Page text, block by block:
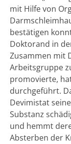
mit Hilfe von
bestätigen
Doktorand in
Zusammen mit
Arbeitsgruppe
promovierte,
durchgeführt.
Devimistat
Substanz
und hemmt
Absterben der